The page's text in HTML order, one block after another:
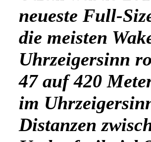
neueste Full-
die meisten
Uhrzeigersinn
47 auf 420
im
Distanzen